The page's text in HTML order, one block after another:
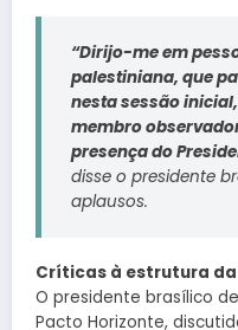
“Dirijo-me em
palestiniana, que
nesta sessão
membro
presença do
disse o presidente
aplausos.
Críticas à estrutura da
O presidente brasílico
Pacto Horizonte,